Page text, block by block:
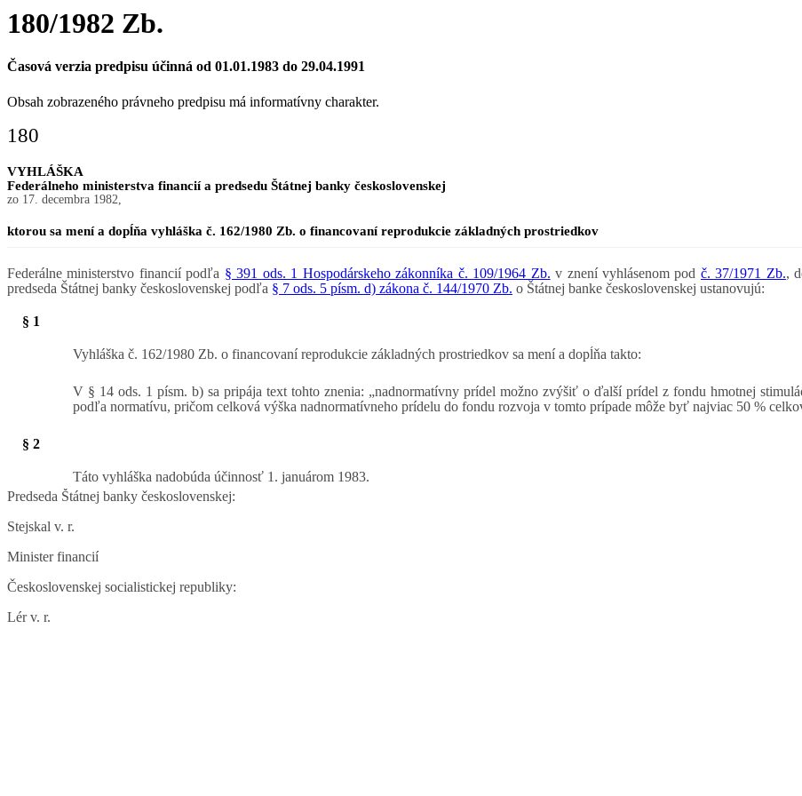
180/1982 Zb.
Časová verzia predpisu účinná od 01.01.1983 do 29.04.1991
Obsah zobrazeného právneho predpisu má informatívny charakter.
180
VYHLÁŠKA
Federálneho ministerstva financií a predsedu Štátnej banky československej
zo 17. decembra 1982,
ktorou sa mení a dopĺňa vyhláška č. 162/1980 Zb. o financovaní reprodukcie základných prostriedkov
Federálne ministerstvo financií podľa § 391 ods. 1 Hospodárskeho zákonníka č. 109/1964 Zb. v znení vyhlásenom pod č. 37/1971 Zb.,
predseda Štátnej banky československej podľa § 7 ods. 5 písm. d) zákona č. 144/1970 Zb. o Štátnej banke československej ustanovujú:
§ 1
Vyhláška č. 162/1980 Zb. o financovaní reprodukcie základných prostriedkov sa mení a dopĺňa takto:
V § 14 ods. 1 písm. b) sa pripája text tohto znenia: „nadnormatívny prídel možno zvýšiť o ďalší prídel z fondu hmotnej
podľa normatívu, pričom celková výška nadnormatívneho prídelu do fondu rozvoja v tomto prípade môže byť najviac 50 %
§ 2
Táto vyhláška nadobúda účinnosť 1. januárom 1983.
Predseda Štátnej banky československej:
Stejskal v. r.
Minister financií
Československej socialistickej republiky:
Lér v. r.